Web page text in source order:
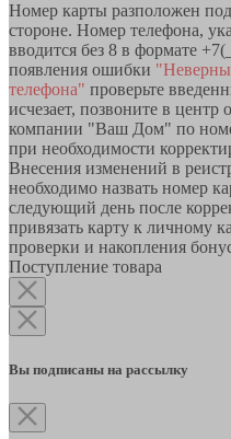
Номер карты разположен
стороне. Номер телефона,
вводится без 8 в формате
появления ошибки
телефона" проверьте
исчезает, позвоните в
компании "Ваш Дом" по
при необходимости
Внесения изменений в
необходимо назвать номер
следующий день после
привязать карту к личному
проверки и накопления
Поступление товара
Вы подписаны на рассылку